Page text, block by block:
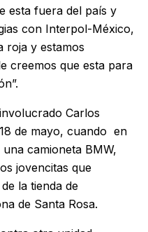
esta fuera del país y
con Interpol-México,
roja y estamos
creemos que esta para
Carlos
de mayo, cuando en
camioneta BMW,
jovencitas que
la tienda de
de Santa Rosa.